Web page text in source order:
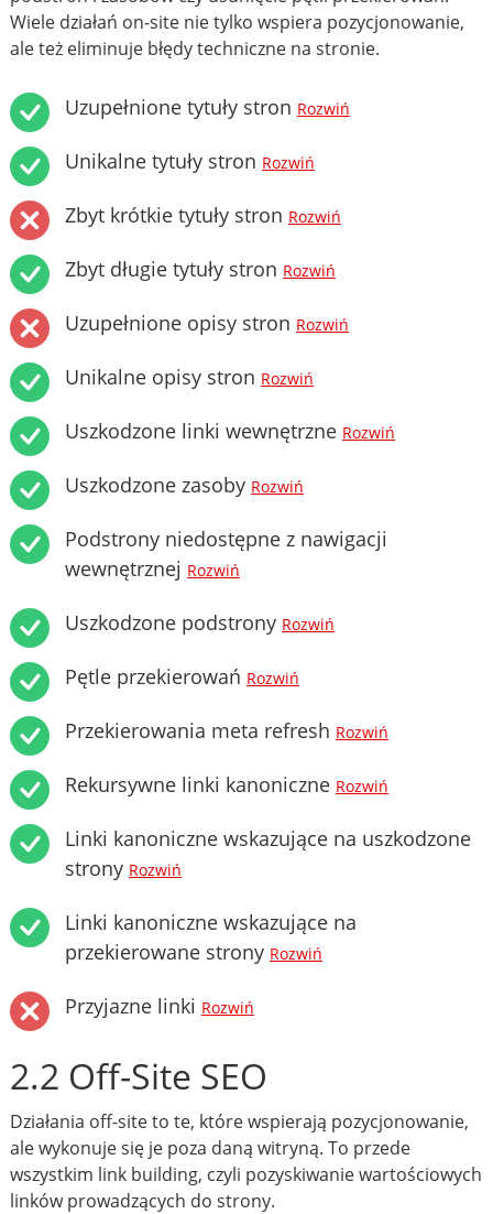
Wiele działań on-site nie tylko wspiera pozycjonowanie,
ale też eliminuje błędy techniczne na stronie.
Uzupełnione tytuły stron Rozwiń
Unikalne tytuły stron Rozwiń
Zbyt krótkie tytuły stron Rozwiń
Zbyt długie tytuły stron Rozwiń
Uzupełnione opisy stron Rozwiń
Unikalne opisy stron Rozwiń
Uszkodzone linki wewnętrzne Rozwiń
Uszkodzone zasoby Rozwiń
Podstrony niedostępne z nawigacji
wewnętrznej Rozwiń
Uszkodzone podstrony Rozwiń
Pętle przekierowań Rozwiń
Przekierowania meta refresh Rozwiń
Rekursywne linki kanoniczne Rozwiń
Linki kanoniczne wskazujące na uszkodzone
strony Rozwiń
Linki kanoniczne wskazujące na
przekierowane strony Rozwiń
Przyjazne linki Rozwiń
2.2 Off-Site SEO
Działania off-site to te, które wspierają pozycjonowanie,
ale wykonuje się je poza daną witryną. To przede
wszystkim link building, czyli pozyskiwanie wartościowych
linków prowadzących do strony.